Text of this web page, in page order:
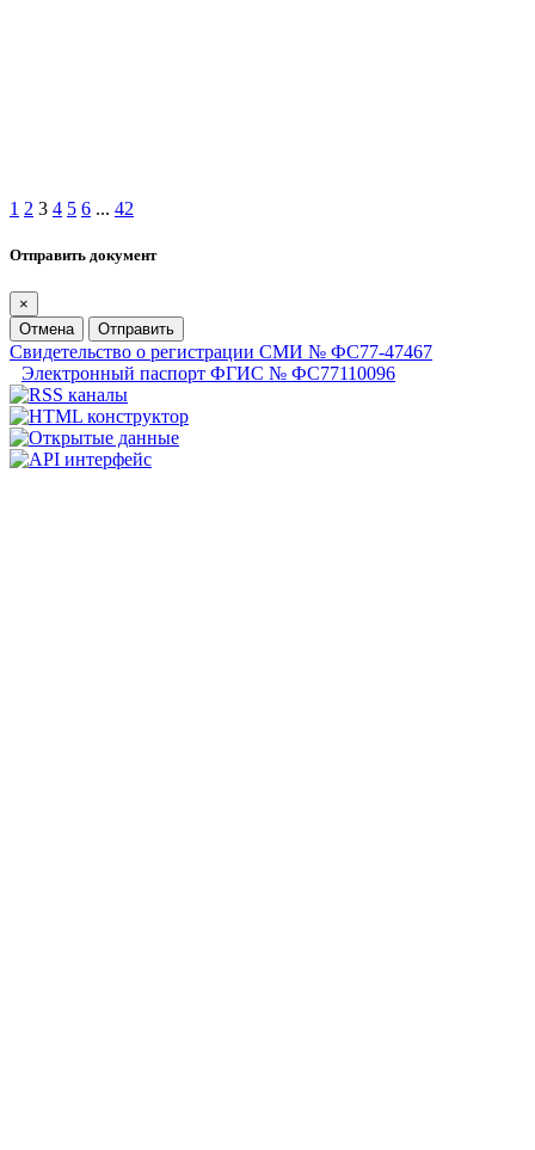
1 2 3 4 5 6 ... 42
Отправить документ
×
Отмена
Отправить
Свидетельство о регистрации СМИ № ФС77-47467
Электронный паспорт ФГИС № ФС77110096